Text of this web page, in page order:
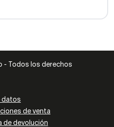
- Todos los derechos
datos
de venta
de devolución